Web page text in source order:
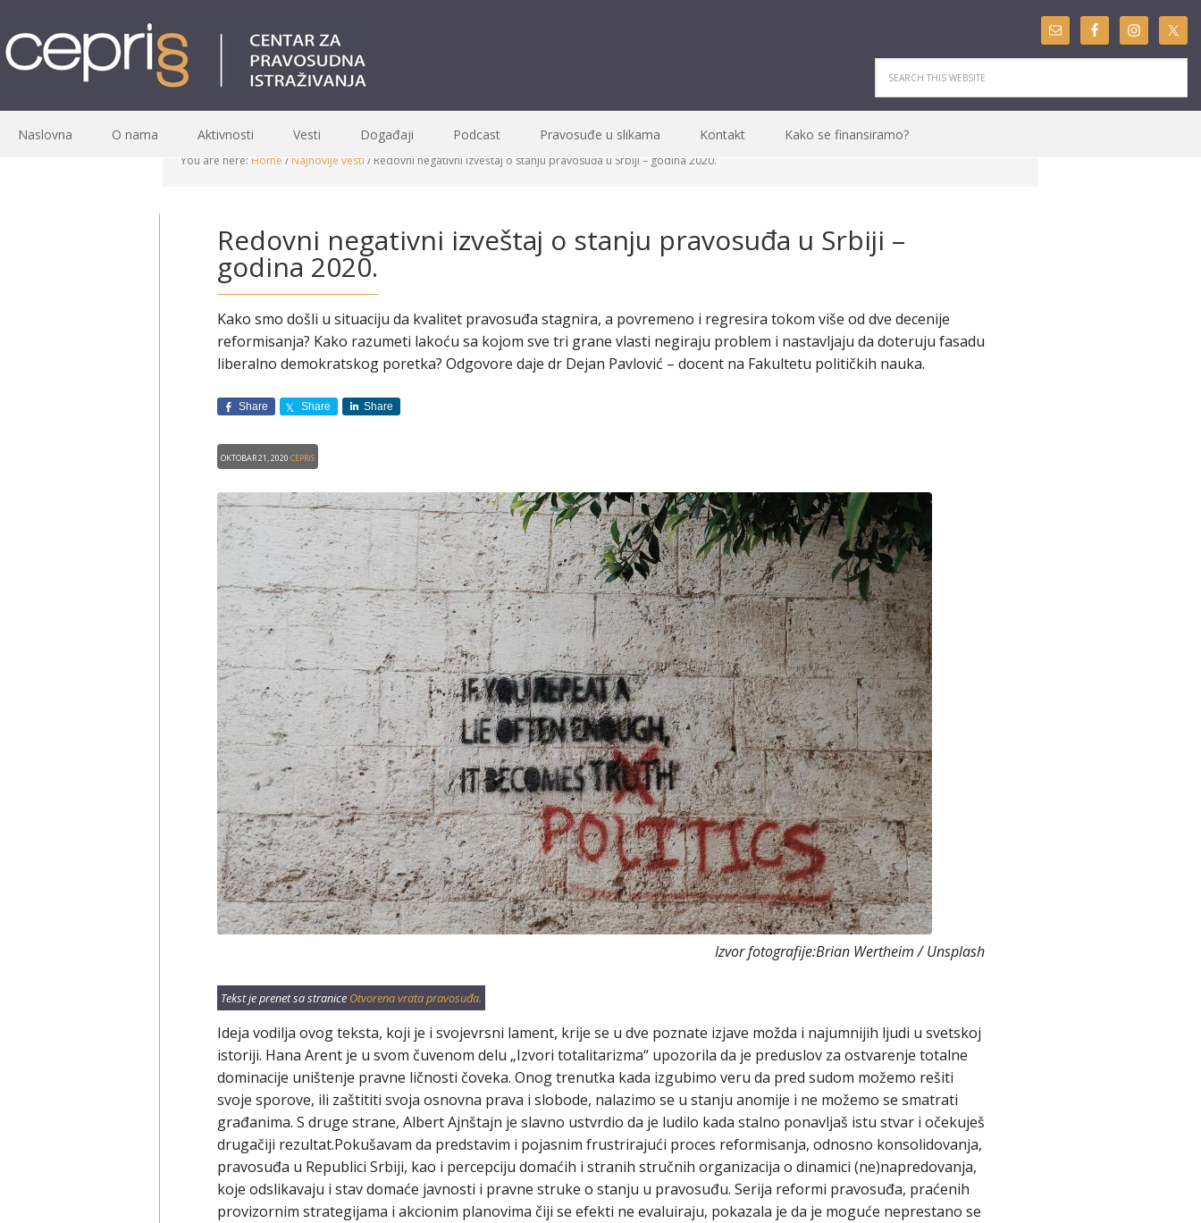
Naslovna O nama Aktivnosti Vesti Događaji Podcast Pravosuđe u slikama Kontakt Kako se finansiramo?
You are here: Home /Najnovije vesti /Redovni negativni izveštaj o stanju pravosuđa u Srbiji – godina 2020.
Redovni negativni izveštaj o stanju pravosuđa u Srbiji –
godina 2020.
Kako smo došli u situaciju da kvalitet pravosuđa stagnira, a povremeno i regresira tokom više od dve decenije
reformisanja? Kako razumeti lakoću sa kojom sve tri grane vlasti negiraju problem i nastavljaju da doteruju fasadu
liberalno demokratskog poretka? Odgovore daje dr Dejan Pavlović – docent na Fakultetu političkih nauka.
Share Share Share
Oktobar 21, 2020CEPRIS
Izvor fotografije:Brian Wertheim / Unsplash
Tekst je prenet sa stranice Otvorena vrata pravosuđa.
Ideja vodilja ovog teksta, koji je i svojevrsni lament, krije se u dve poznate izjave možda i najumnijih ljudi u svetskoj
istoriji. Hana Arent je u svom čuvenom delu „Izvori totalitarizma“ upozorila da je preduslov za ostvarenje totalne
dominacije uništenje pravne ličnosti čoveka. Onog trenutka kada izgubimo veru da pred sudom možemo rešiti
svoje sporove, ili zaštititi svoja osnovna prava i slobode, nalazimo se u stanju anomije i ne možemo se smatrati
građanima. S druge strane, Albert Ajnštajn je slavno ustvrdio da je ludilo kada stalno ponavljaš istu stvar i očekuješ
drugačiji rezultat.Pokušavam da predstavim i pojasnim frustrirajući proces reformisanja, odnosno konsolidovanja,
pravosuđa u Republici Srbiji, kao i percepciju domaćih i stranih stručnih organizacija o dinamici (ne)napredovanja,
koje odslikavaju i stav domaće javnosti i pravne struke o stanju u pravosuđu. Serija reformi pravosuđa, praćenih
provizornim strategijama i akcionim planovima čiji se efekti ne evaluiraju, pokazala je da je moguće neprestano se